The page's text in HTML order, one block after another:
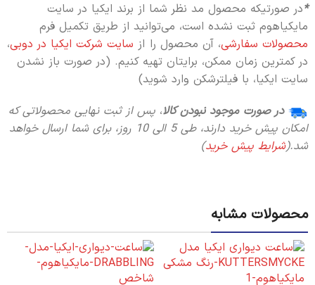
*در صورتیکه محصول مد نظر شما از برند ایکیا در سایت
مایکیاهوم ثبت نشده است، می‌توانید از طریق تکمیل فرم
محصولات سفارشی، آن محصول را از سایت شرکت ایکیا در دوبی،
در کمترین زمان ممکن، برایتان تهیه کنیم. (در صورت باز نشدن
سایت ایکیا، با فیلترشکن وارد شوید)
در صورت موجود نبودن کالا، پس از ثبت نهایی محصولاتی که
امکان پیش خرید دارند، طی 5 الی 10 روز،
برای شما ارسال خواهد
شد.(شرایط پیش خرید)
محصولات مشابه